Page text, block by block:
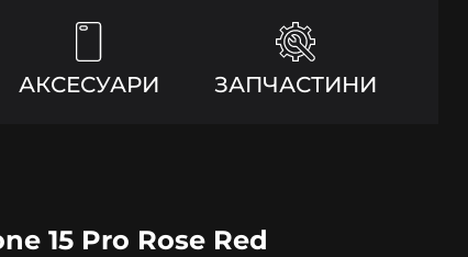
АКСЕСУАРИ ЗАПЧАСТИНИ
15 Pro Rose Red